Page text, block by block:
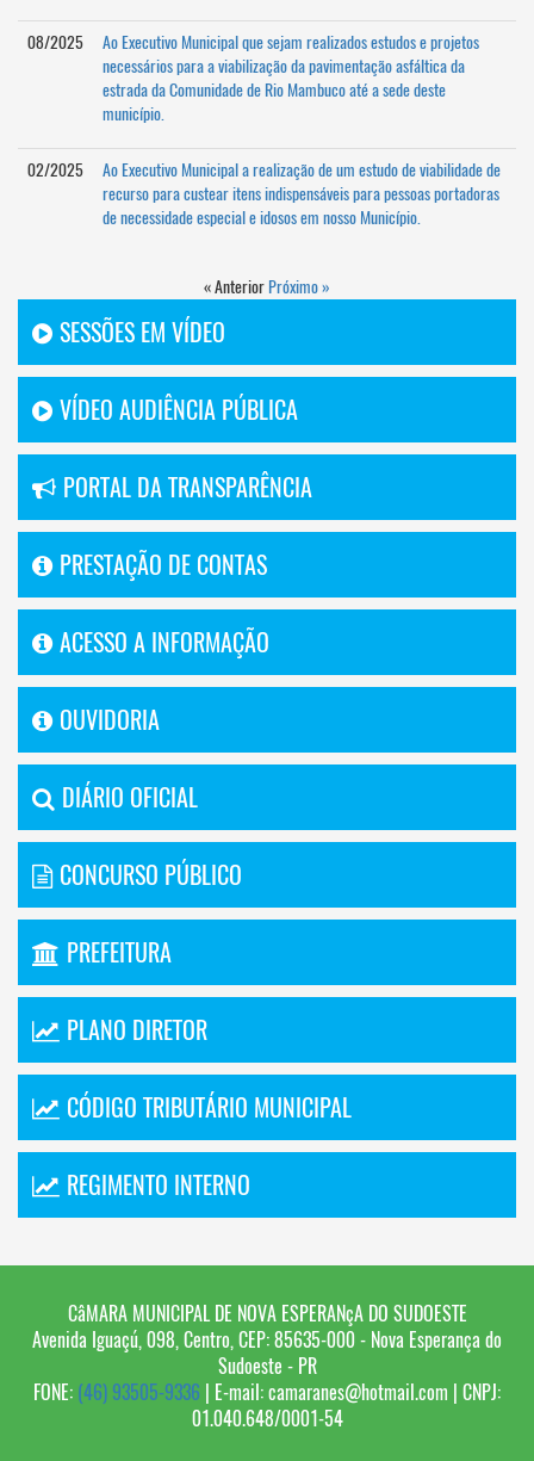
08/2025
Ao Executivo Municipal que sejam realizados estudos e projetos
necessários para a viabilização da pavimentação asfáltica da
estrada da Comunidade de Rio Mambuco até a sede deste
município.
02/2025
Ao Executivo Municipal a realização de um estudo de viabilidade de
recurso para custear itens indispensáveis para pessoas portadoras
de necessidade especial e idosos em nosso Município.
« Anterior Próximo »
SESSÕES EM VÍDEO
VÍDEO AUDIÊNCIA PÚBLICA
PORTAL DA TRANSPARÊNCIA
PRESTAÇÃO DE CONTAS
ACESSO A INFORMAÇÃO
OUVIDORIA
DIÁRIO OFICIAL
CONCURSO PÚBLICO
PREFEITURA
PLANO DIRETOR
CÓDIGO TRIBUTÁRIO MUNICIPAL
REGIMENTO INTERNO
CâMARA MUNICIPAL DE NOVA ESPERANçA DO SUDOESTE
Avenida Iguaçú, 098, Centro, CEP: 85635-000 - Nova Esperança do
Sudoeste - PR
FONE: (46) 93505-9336 | E-mail: camaranes@hotmail.com | CNPJ:
01.040.648/0001-54